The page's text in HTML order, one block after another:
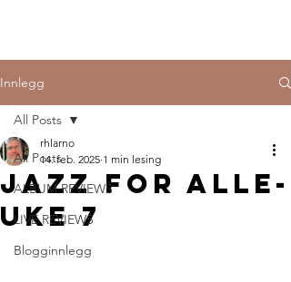
Innlegg
All Posts
ALBUM REVIEWS
LIVE REVIEWS
Blogginnlegg
All Posts
Jazz for alle-
uke 7
rhlarno
14. feb. 2025 1 min lesing